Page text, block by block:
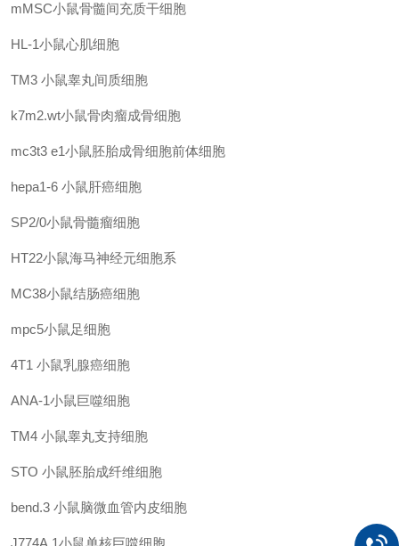
mMSC小鼠骨髓间充质干细胞
HL-1小鼠心肌细胞
TM3 小鼠睾丸间质细胞
k7m2.wt小鼠骨肉瘤成骨细胞
mc3t3 e1小鼠胚胎成骨细胞前体细胞
hepa1-6 小鼠肝癌细胞
SP2/0小鼠骨髓瘤细胞
HT22小鼠海马神经元细胞系
MC38小鼠结肠癌细胞
mpc5小鼠足细胞
4T1 小鼠乳腺癌细胞
ANA-1小鼠巨噬细胞
TM4 小鼠睾丸支持细胞
STO 小鼠胚胎成纤维细胞
bend.3 小鼠脑微血管内皮细胞
J774A.1小鼠单核巨噬细胞